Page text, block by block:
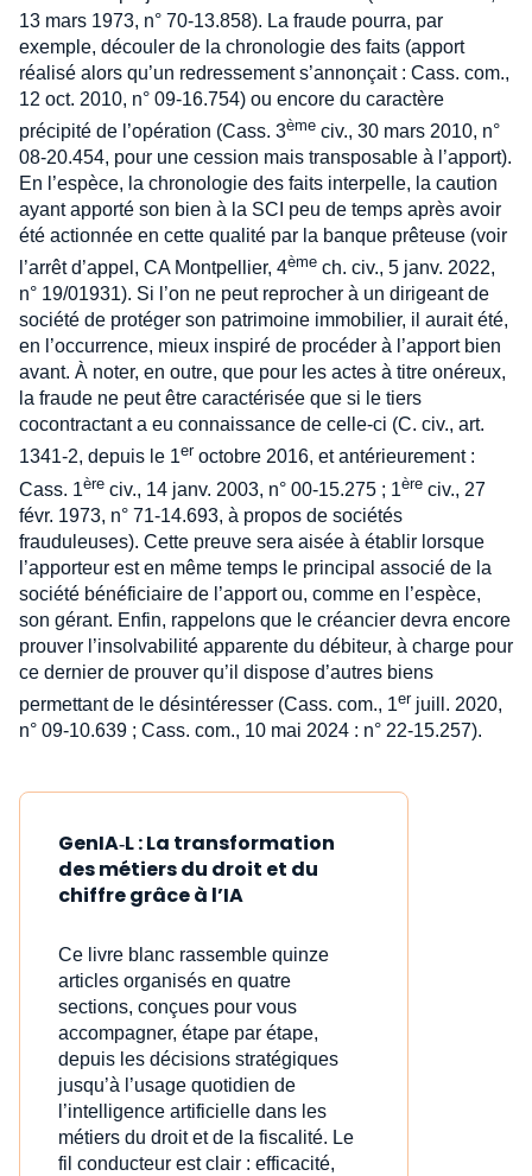
13 mars 1973, n° 70-13.858). La fraude pourra, par
exemple, découler de la chronologie des faits (apport
réalisé alors qu’un redressement s’annonçait : Cass. com.,
12 oct. 2010, n° 09-16.754) ou encore du caractère
précipité de l’opération (Cass. 3ème civ., 30 mars 2010, n°
08-20.454, pour une cession mais transposable à l’apport).
En l’espèce, la chronologie des faits interpelle, la caution
ayant apporté son bien à la SCI peu de temps après avoir
été actionnée en cette qualité par la banque prêteuse (voir
l’arrêt d’appel, CA Montpellier, 4ème ch. civ., 5 janv. 2022,
n° 19/01931). Si l’on ne peut reprocher à un dirigeant de
société de protéger son patrimoine immobilier, il aurait été,
en l’occurrence, mieux inspiré de procéder à l’apport bien
avant. À noter, en outre, que pour les actes à titre onéreux,
la fraude ne peut être caractérisée que si le tiers
cocontractant a eu connaissance de celle-ci (C. civ., art.
1341-2, depuis le 1er octobre 2016, et antérieurement :
Cass. 1ère civ., 14 janv. 2003, n° 00-15.275 ; 1ère civ., 27
févr. 1973, n° 71-14.693, à propos de sociétés
frauduleuses). Cette preuve sera aisée à établir lorsque
l’apporteur est en même temps le principal associé de la
société bénéficiaire de l’apport ou, comme en l’espèce,
son gérant. Enfin, rappelons que le créancier devra encore
prouver l’insolvabilité apparente du débiteur, à charge pour
ce dernier de prouver qu’il dispose d’autres biens
permettant de le désintéresser (Cass. com., 1er juill. 2020,
n° 09-10.639 ; Cass. com., 10 mai 2024 : n° 22-15.257).
GenIA‑L : La transformation
des métiers du droit et du
chiffre grâce à l’IA
Ce livre blanc rassemble quinze
articles organisés en quatre
sections, conçues pour vous
accompagner, étape par étape,
depuis les décisions stratégiques
jusqu’à l’usage quotidien de
l’intelligence artificielle dans les
métiers du droit et de la fiscalité. Le
fil conducteur est clair : efficacité,